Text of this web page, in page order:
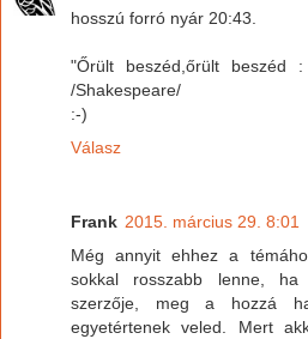
hosszú forró nyár 20:43.
"Őrült beszéd,őrült beszéd
/Shakespeare/
:-)
Válasz
Frank 2015. március 29. 8:01
Még annyit ehhez a
sokkal rosszabb lenne,
szerzője, meg a hozzá
egyetértenek veled. Mert